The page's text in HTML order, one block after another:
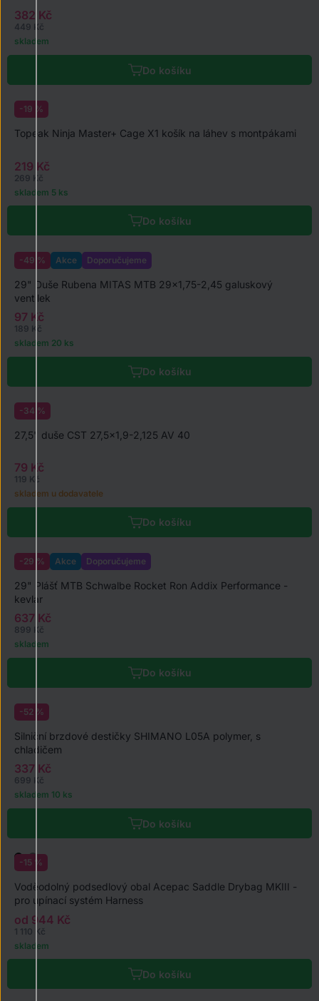
Do košíku
382 Kč
449 Kč
skladem
-19 %
Do košíku
Topeak Ninja Master+ Cage X1 košík na láhev s montpákami
219 Kč
269 Kč
skladem 5 ks
-49 % Akce Doporučujeme
Do košíku
29" Duše Rubena MITAS MTB 29x1,75-2,45 galuskový
ventilek
97 Kč
189 Kč
skladem 20 ks
-34 %
Do košíku
27,5" duše CST 27,5x1,9-2,125 AV 40
79 Kč
119 Kč
skladem u dodavatele
-29 % Akce Doporučujeme
Do košíku
29" Plášť MTB Schwalbe Rocket Ron Addix Performance -
kevlar
637 Kč
899 Kč
skladem
-52 %
Do košíku
Silniční brzdové destičky SHIMANO L05A polymer, s
chladičem
337 Kč
699 Kč
skladem 10 ks
-15 %
Do košíku
Voděodolný podsedlový obal Acepac Saddle Drybag MKIII -
pro upínací systém Harness
od 944 Kč
1 110 Kč
skladem